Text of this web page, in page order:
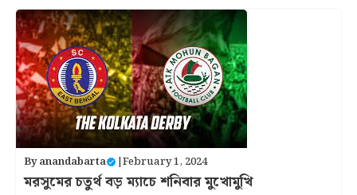
Byanandabarta |February 1, 2024
মরসুমের চতুর্থ বড় ম্যাচে শনিবার মুখোমুখি